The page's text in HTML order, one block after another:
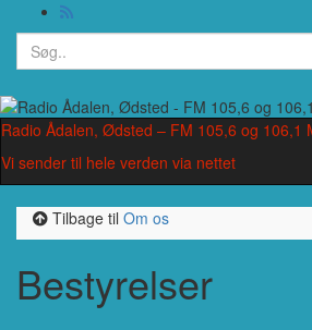
Search
for:
Radio Ådalen, Ødsted – FM 105,6 og 106,1
Vi sender til hele verden via nettet
Tilbage til Om os
Bestyrelser